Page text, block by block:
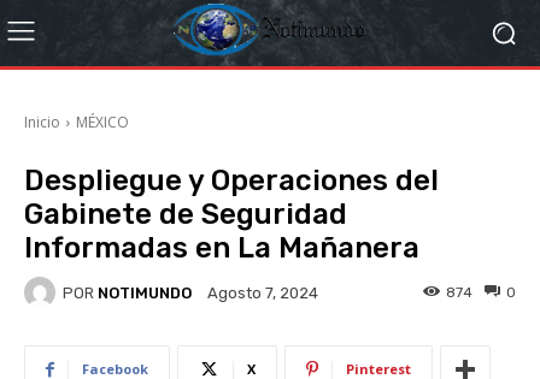
Inicio MÉXICO
Despliegue y Operaciones del
Gabinete de Seguridad
Informadas en La Mañanera
POR NOTIMUNDO Agosto 7, 2024 0
874
Facebook X Pinterest